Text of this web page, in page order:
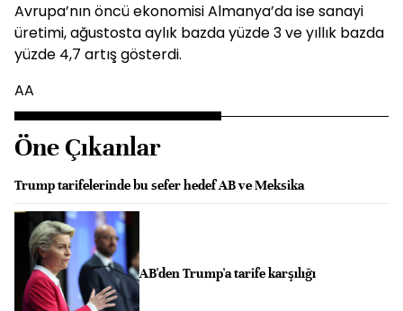
Avrupa’nın öncü ekonomisi Almanya’da ise sanayi
üretimi, ağustosta aylık bazda yüzde 3 ve yıllık bazda
yüzde 4,7 artış gösterdi.
AA
Öne Çıkanlar
Trump tarifelerinde bu sefer hedef AB ve Meksika
AB'den Trump'a tarife karşılığı